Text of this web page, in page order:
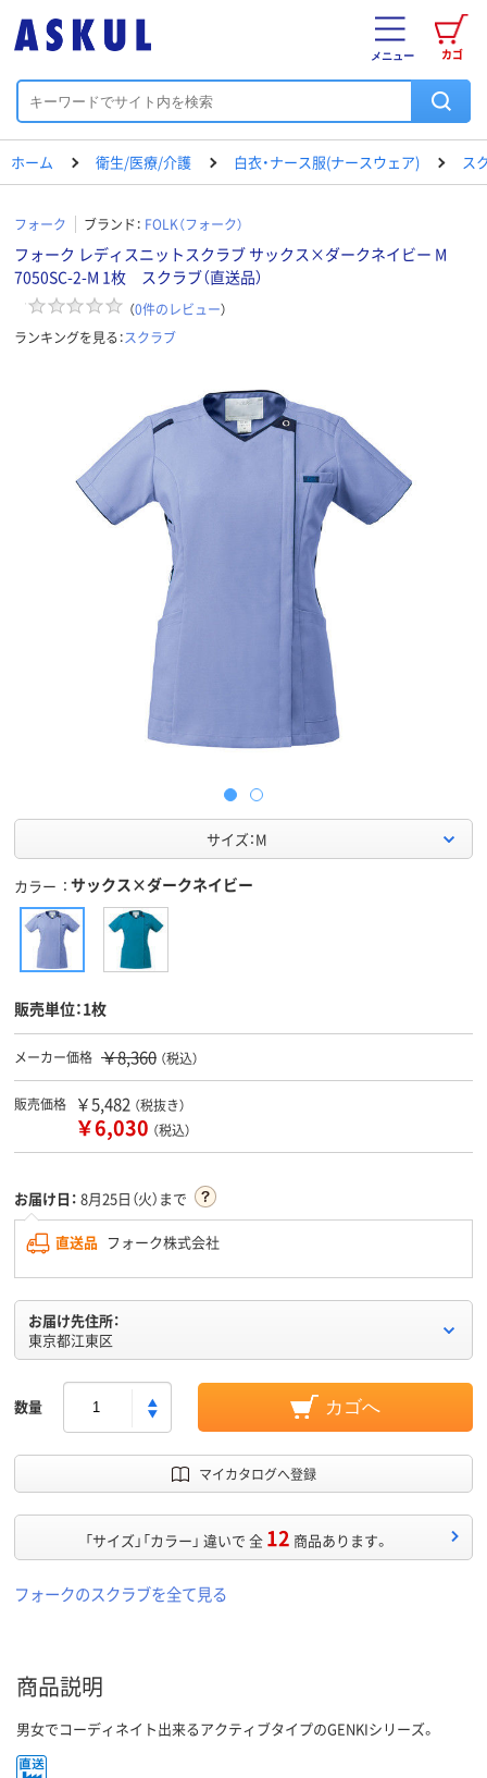
カゴ
メニュー
ホーム 衛生/医療/介護 白衣・ナース服(ナースウェア) ス
フォーク ブランド： FOLK（フォーク）
フォーク レディスニットスクラブ サックス×ダークネイビー M
7050SC-2-M 1枚 スクラブ（直送品）
（0件のレビュー）
ランキングを見る：スクラブ
サイズ：M
カラー サックス×ダークネイビー
販売単位：1枚
メーカー価格 ￥8,360 （税込）
販売価格 ￥5,482 （税抜き）
￥6,030 （税込）
お届け日： 8月25日（火）まで
直送品 フォーク株式会社
お届け先住所：
東京都江東区
数量 カゴへ
マイカタログへ登録
「サイズ」「カラー」 違いで 全 12 商品あります。
フォークのスクラブを全て見る
商品説明
男女でコーディネイト出来るアクティブタイプのGENKIシリーズ。